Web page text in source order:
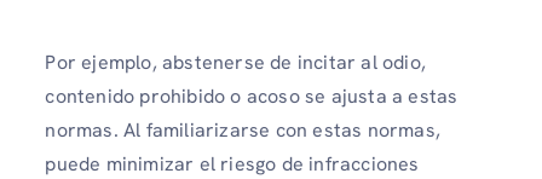
Por ejemplo, abstenerse de incitar al odio,
contenido prohibido o acoso se ajusta a estas
normas. Al familiarizarse con estas normas,
puede minimizar el riesgo de infracciones